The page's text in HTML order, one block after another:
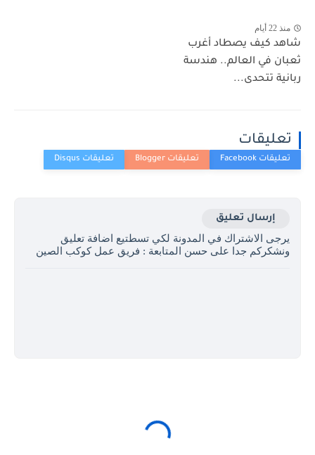
منذ 22 أيام
شاهد كيف يصطاد أغرب
ثعبان في العالم.. هندسة
ربانية تتحدى...
تعليقات
إرسال تعليق
يرجى الاشتراك في المدونة لكي تسطتيع اضافة تعليق
ونشكركم جدا على حسن المتابعة : فريق عمل كوكب الصين